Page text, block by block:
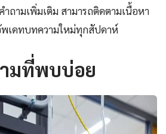
ถามเพิ่มเติม สามารถติดตามเนื้อหา
พเดทบทความใหม่ทุกสัปดาห์
มที่พบบ่อย